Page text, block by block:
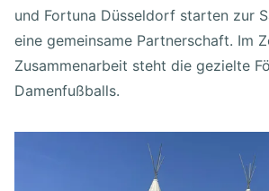
und Fortuna Düsseldorf starten zur
eine gemeinsame Partnerschaft. Im
Zusammenarbeit steht die gezielte
Damenfußballs.